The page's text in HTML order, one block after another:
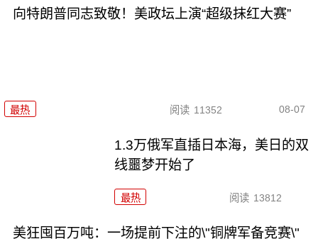
向特朗普同志致敬！美政坛上演“超级抹红大赛”
最热 阅读 11352 08-07
1.3万俄军直插日本海，美日的双
线噩梦开始了
最热 阅读 13812
美狂囤百万吨：一场提前下注的\"铜牌军备竞赛\"